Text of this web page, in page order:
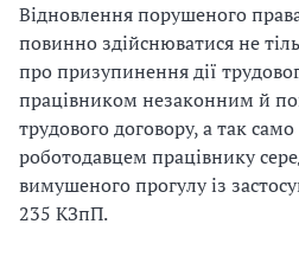
Відновлення порушеного
повинно здійснюватися не
про призупинення дії
працівником незаконним й
трудового договору, а так
роботодавцем працівнику
вимушеного прогулу із
235 КЗпП.